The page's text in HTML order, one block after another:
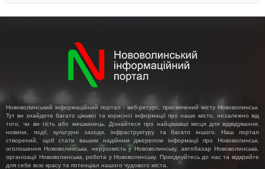
Нововолинський інформаційний портал - веб-ресурс, присвячений місту Нововолинськ.
Тут ви знайдете багато цікавої та корисної інформації про наше місто, незалежно від
того, чи ви гість або мешканець. Дізнайтеся про найцікавіші місця для відвідування,
новини, події, культурні заходи, інфраструктуру та багато іншого. Наш портал
створений, щоб стати вашим надійним джерелом інформації про Нововолинськ,
оголошення Нововолинська, нерухомість у Нововолинську, автобазар Нововолинська,
організації Нововолинська, робота у Нововолинську. Приєднуйтесь до нас та відкрийте
для себе всю красу та потенціал нашого чудового міста.